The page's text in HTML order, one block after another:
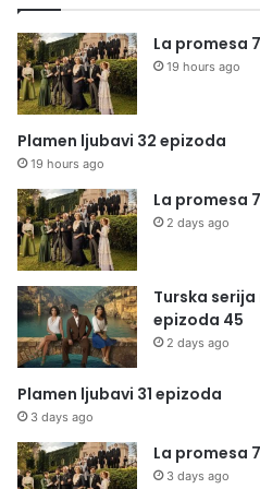
La promesa
19 hours ago
Plamen ljubavi 32 epizoda
19 hours ago
La promesa
2 days ago
Turska
epizoda 45
2 days ago
Plamen ljubavi 31 epizoda
3 days ago
La promesa
3 days ago